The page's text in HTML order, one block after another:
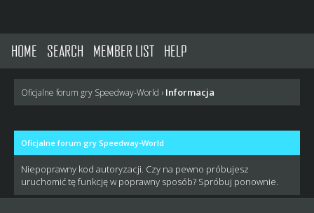
HOME SEARCH MEMBER LIST HELP
Oficjalne forum gry Speedway-World › Informacja
Oficjalne forum gry Speedway-World
Niepoprawny kod autoryzacji. Czy na pewno próbujesz
uruchomić tę funkcję w poprawny sposób? Spróbuj ponownie.